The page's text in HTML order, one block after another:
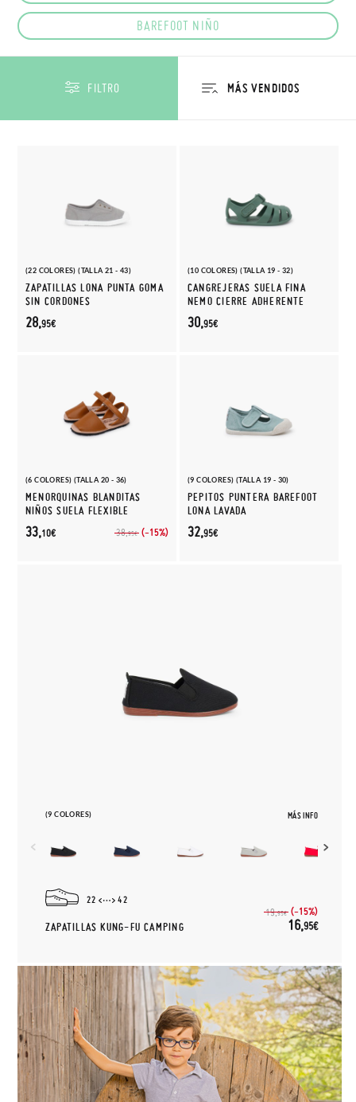
BAREFOOT NIÑO
FILTRO
(22 COLORES) (TALLA 21 - 43)
ZAPATILLAS LONA PUNTA GOMA
SIN CORDONES
28,95€
(10 COLORES) (TALLA 19 - 32)
CANGREJERAS SUELA FINA
NEMO CIERRE ADHERENTE
30,95€
(6 COLORES) (TALLA 20 - 36)
MENORQUINAS BLANDITAS
NIÑOS SUELA FLEXIBLE
38,95€ (-15%)
33,10€
(9 COLORES) (TALLA 19 - 30)
PEPITOS PUNTERA BAREFOOT
LONA LAVADA
32,95€
(9 COLORES) MÁS INFO
22 42
ZAPATILLAS KUNG-FU CAMPING
19,95€ (-15%)
16,95€